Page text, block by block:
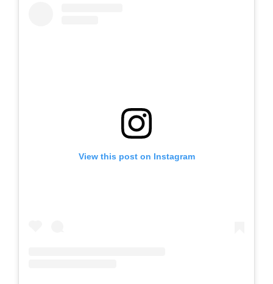
View this post on Instagram